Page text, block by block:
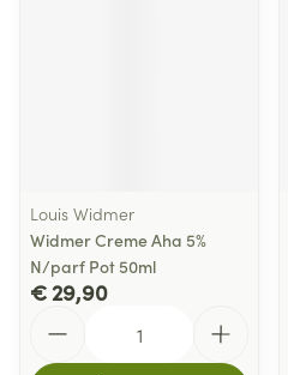
Louis Widmer
Widmer Creme Aha 5%
N/parf Pot 50ml
€ 29,90